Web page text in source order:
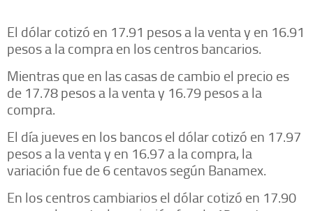
El dólar cotizó en 17.91 pesos a la venta y en 16.91
pesos a la compra en los centros bancarios.
Mientras que en las casas de cambio el precio es
de 17.78 pesos a la venta y 16.79 pesos a la
compra.
El día jueves en los bancos el dólar cotizó en 17.97
pesos a la venta y en 16.97 a la compra, la
variación fue de 6 centavos según Banamex.
En los centros cambiarios el dólar cotizó en 17.90